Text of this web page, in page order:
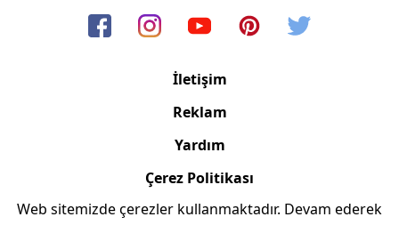
İletişim
Reklam
Yardım
Çerez Politikası
Web sitemizde çerezler kullanmaktadır. Devam ederek